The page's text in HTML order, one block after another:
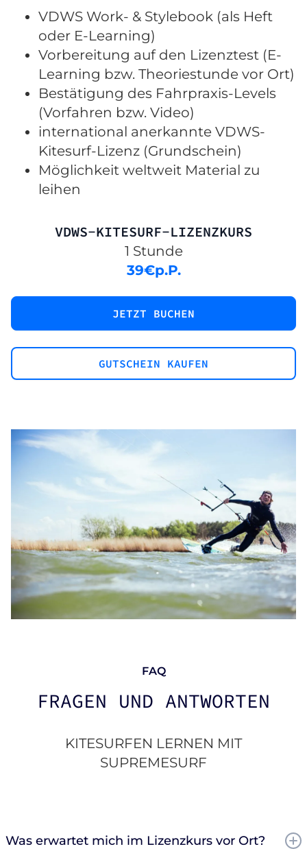
VDWS Work- & Stylebook (als Heft
oder E-Learning)
Vorbereitung auf den Lizenztest (E-
Learning bzw. Theoriestunde vor Ort)
Bestätigung des Fahrpraxis-Levels
(Vorfahren bzw. Video)
international anerkannte VDWS-
Kitesurf-Lizenz (Grundschein)
Möglichkeit weltweit Material zu
leihen
VDWS-KITESURF-LIZENZKURS
1 Stunde
39€p.P.
JETZT BUCHEN
GUTSCHEIN KAUFEN
FAQ
FRAGEN UND ANTWORTEN
KITESURFEN LERNEN MIT
SUPREMESURF
Was erwartet mich im Lizenzkurs vor Ort?